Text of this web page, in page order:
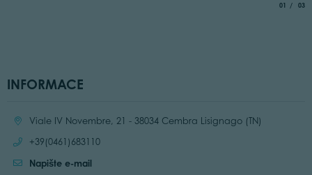
01 of
03
INFORMACE
Location:Viale IV Novembre, 21 - 38034 Cembra Lisignago (TN)
Call:
+39(0461)683110
Napište e-mail